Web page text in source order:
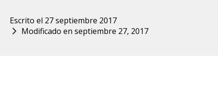
Escrito el 27 septiembre 2017
Modificado en septiembre 27, 2017